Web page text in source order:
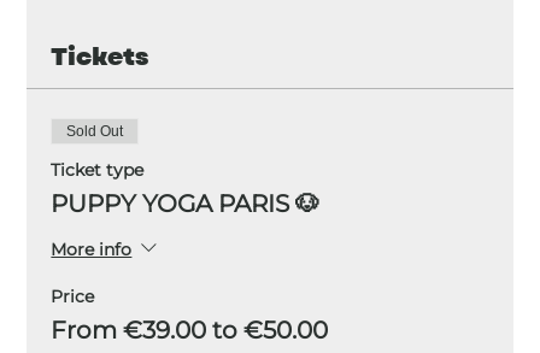
Tickets
Sold Out
Ticket type
PUPPY YOGA PARIS 🐶
More info
Price
From €39.00 to €50.00